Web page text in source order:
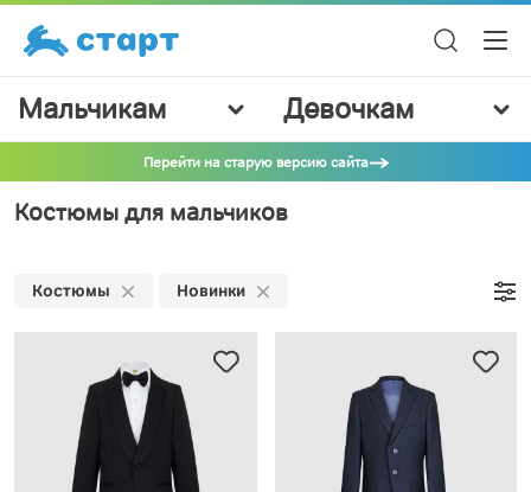
Мальчикам Девочкам
Перейти на старую версию сайта
Костюмы для мальчиков
Костюмы Новинки